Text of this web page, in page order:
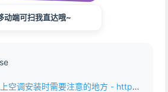
动端可扫我直达哦~
时需要注意的地方 - https://www.abddb.com/air_conditioner_above_3p.html